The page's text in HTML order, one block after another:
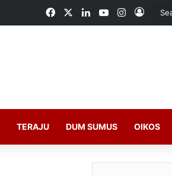
FacebookLinkedInYouTubeInstagram
Log In
TERAJU DUM SUMUS OIKOS